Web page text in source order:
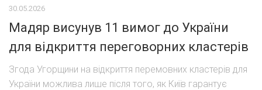
30.05.2026
Мадяр висунув 11 вимог до України
для відкриття переговорних кластерів
Згода Угорщини на відкриття перемовних кластерів для
України можлива лише після того, як Київ гарантує